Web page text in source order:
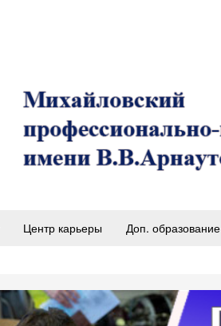
Центр карьеры Доп. образование